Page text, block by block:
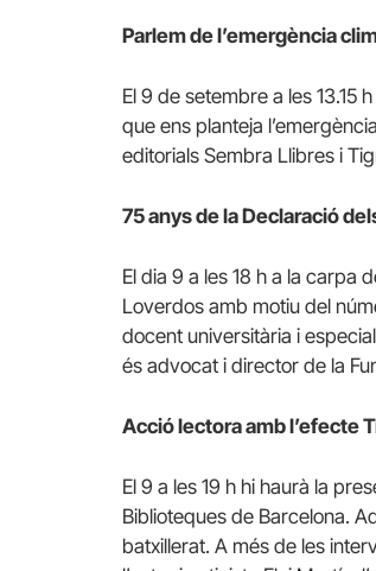
Parlem de l’emergència
El 9 de setembre a les 13.15
que ens planteja
editorials Sembra Llibres i
75 anys de la Declaració
El dia 9 a les 18 h a la carpa
Loverdos amb motiu del
docent universitària i
és advocat i director de la
Acció lectora amb l’efecte
El 9 a les 19 h hi haurà la
Biblioteques de Barcelona.
batxillerat. A més de les